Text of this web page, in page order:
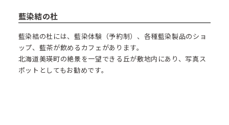
藍染結の杜
藍染結の杜には、藍染体験（予約制）、各種藍染製品のショ
ップ、藍茶が飲めるカフェがあります。
北海道美瑛町の絶景を一望できる丘が敷地内にあり、写真ス
ポットとしてもお勧めです。